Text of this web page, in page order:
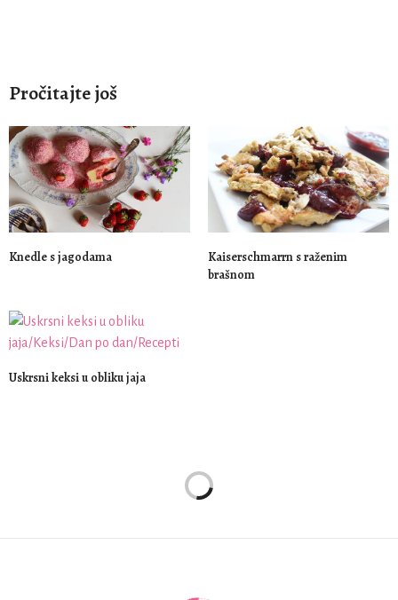
Pročitajte još
Knedle s jagodama
Kaiserschmarrn s raženim
brašnom
Uskrsni keksi u obliku jaja